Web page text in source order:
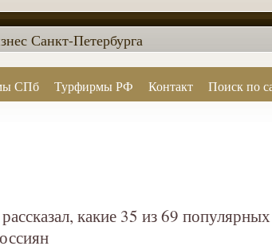
СПб Турфирмы РФ Контакт Поиск по
Санкт-Петербурга
какие 35 из 69